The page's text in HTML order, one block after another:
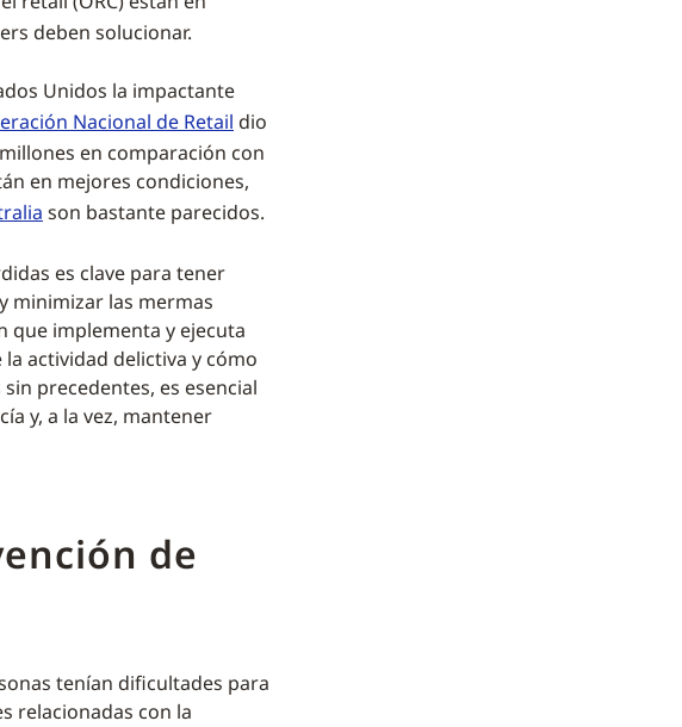
deben solucionar.
Unidos la impactante
Nacional de Retail dio
en comparación con
en mejores condiciones,
son bastante parecidos.
es clave para tener
minimizar las mermas
que implementa y ejecuta
actividad delictiva y cómo
precedentes, es esencial
y, a la vez, mantener
de
tenían dificultades para
relacionadas con la